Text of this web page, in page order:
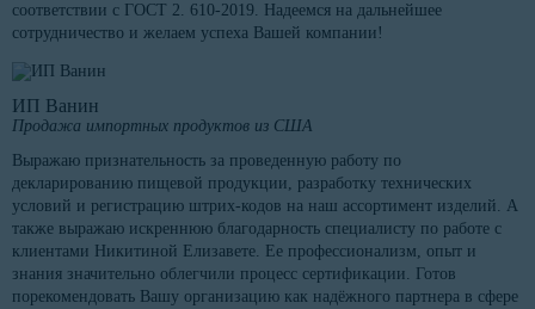
соответствии с ГОСТ 2. 610-2019. Надеемся на дальнейшее
сотрудничество и желаем успеха Вашей компании!
ИП Ванин
Продажа импортных продуктов из США
Выражаю признательность за проведенную работу по
декларированию пищевой продукции, разработку технических
условий и регистрацию штрих-кодов на наш ассортимент изделий. А
также выражаю искреннюю благодарность специалисту по работе с
клиентами Никитиной Елизавете. Ее профессионализм, опыт и
знания значительно облегчили процесс сертификации. Готов
порекомендовать Вашу организацию как надёжного партнера в сфере